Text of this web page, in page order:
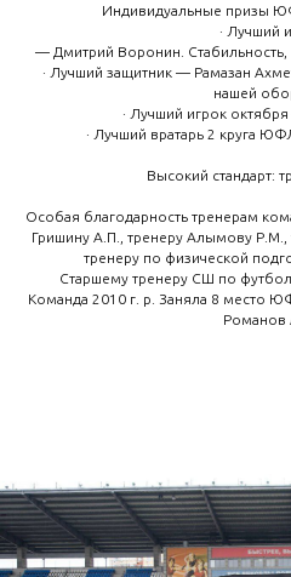
Индивидуальные призы
· Лучший
— Дмитрий Воронин. Стабильность,
· Лучший защитник — Рамазан
нашей
· Лучший игрок
· Лучший вратарь 2 круга
Высокий стандарт:
Особая благодарность тренерам
Гришину А.П., тренеру Алымову Р.М.,
тренеру по физической
Старшему тренеру СШ по
Команда 2010 г. р. Заняла 8 место
Романов